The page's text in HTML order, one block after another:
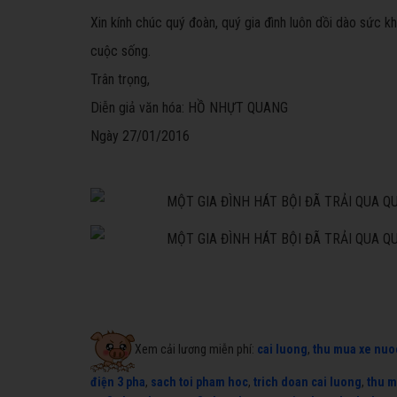
Xin kính chúc quý đoàn, quý gia đình luôn dồi dào sức
cuộc sống.
Trân trọng,
Diễn giả văn hóa: HỒ NHỰT QUANG
Ngày 27/01/2016
Xem cải lương miễn phí: cai luong, thu mua xe
điện 3 pha, sach toi pham hoc, trich doan cai luong, thu